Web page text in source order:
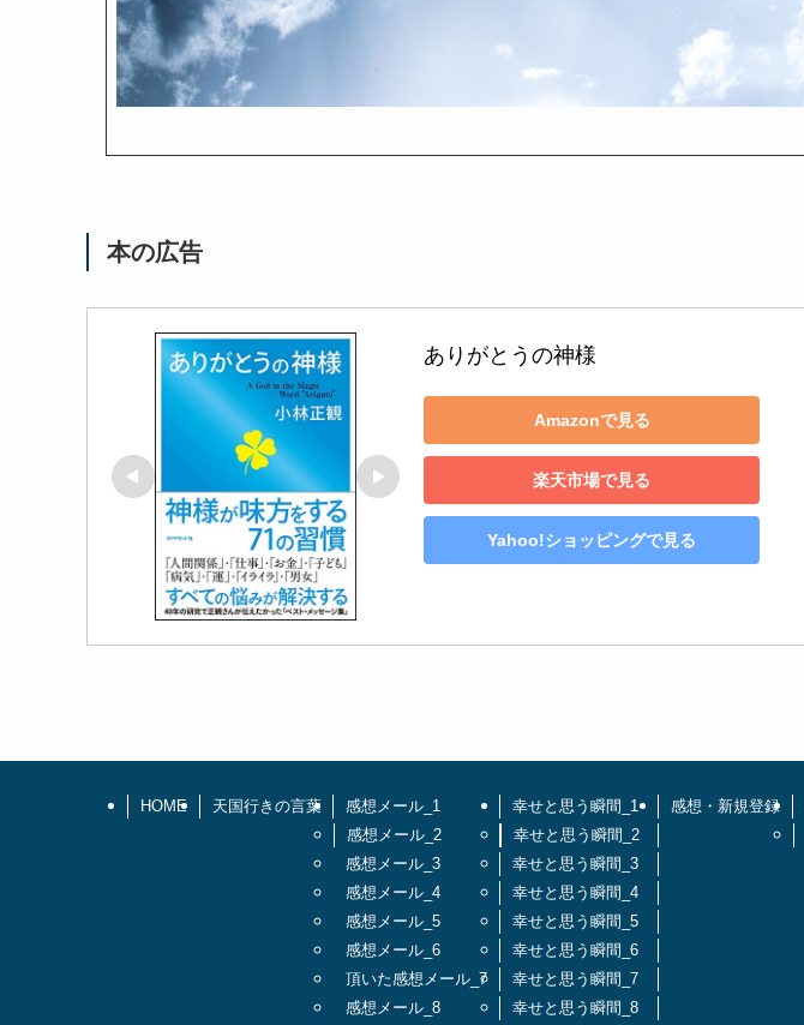
本の広告
ありがとうの神様
Amazonで見る
楽天市場で見る
Yahoo!ショッピングで見る
HOME 天国行きの言葉
感想メール_1
感想メール_2
感想メール_3
感想メール_4
感想メール_5
感想メール_6
頂いた感想メール_7
感想メール_8
幸せと思う瞬間_1
幸せと思う瞬間_2
幸せと思う瞬間_3
幸せと思う瞬間_4
幸せと思う瞬間_5
幸せと思う瞬間_6
幸せと思う瞬間_7
幸せと思う瞬間_8
感想・新規登録